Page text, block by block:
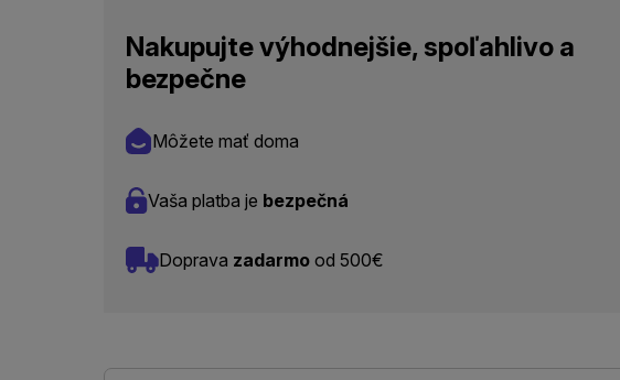
Nakupujte výhodnejšie, spoľahlivo a
bezpečne
Môžete mať doma
Vaša platba je bezpečná
Doprava zadarmo od 500€